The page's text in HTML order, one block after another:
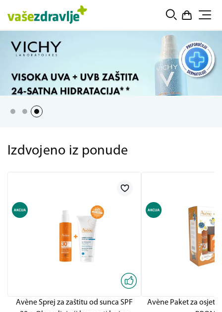
Izdvojeno iz ponude
Avène Sprej za zaštitu od sunca SPF
Avène Paket za